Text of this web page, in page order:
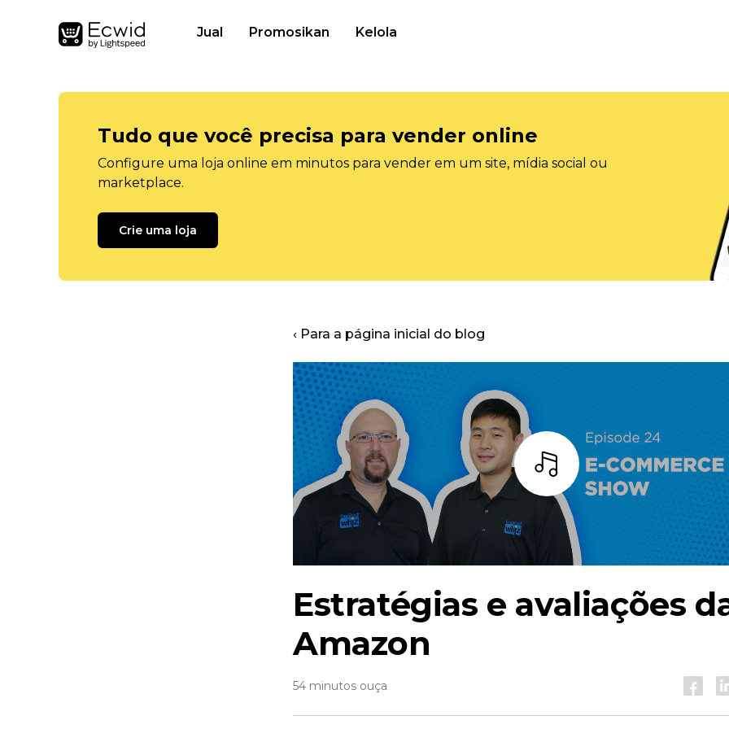
Jual Promosikan Kelola
Tudo que você precisa para vender online
Configure uma loja online em minutos para vender em um site, mídia social ou
marketplace.
Crie uma loja
‹ Para a página inicial do blog
Ouça
Estratégias e avaliações
Amazon
54 minutos ouça